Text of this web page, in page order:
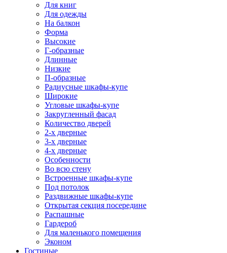
Для книг
Для одежды
На балкон
Форма
Высокие
Г-образные
Длинные
Низкие
П-образные
Радиусные шкафы-купе
Широкие
Угловые шкафы-купе
Закругленный фасад
Количество дверей
2-х дверные
3-х дверные
4-х дверные
Особенности
Во всю стену
Встроенные шкафы-купе
Под потолок
Раздвижные шкафы-купе
Открытая секция посередине
Распашные
Гардероб
Для маленького помещения
Эконом
Гостиные